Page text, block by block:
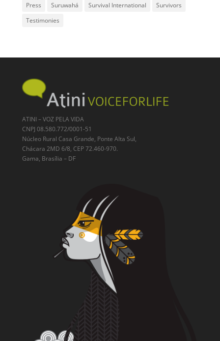
Press
Suruwahá Survival International
Survivors
Testimonies
ATINI – VOZ PELA VIDA
CNPJ 08.580.772/0001-51
Núcleo Rural Casa Grande, Ponte Alta Sul,
Chácara 2MD 6/8, CEP 72.460-970.
Gama, Brasília – DF